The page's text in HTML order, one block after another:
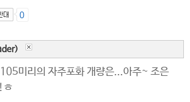
0
미리의 자주포화 개량은...아주~ 조은
ㅎ